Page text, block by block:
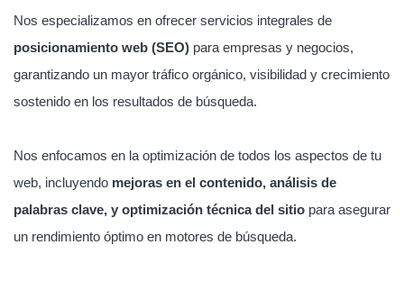
Nos especializamos en ofrecer servicios integrales de
posicionamiento web (SEO) para empresas y negocios,
garantizando un mayor tráfico orgánico, visibilidad y crecimiento
sostenido en los resultados de búsqueda.
Nos enfocamos en la optimización de todos los aspectos de tu
web, incluyendo mejoras en el contenido, análisis de
palabras clave, y optimización técnica del sitio para asegurar
un rendimiento óptimo en motores de búsqueda.